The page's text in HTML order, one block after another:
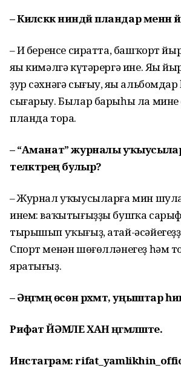
– Киләсәккә ниндәй пландар менән
– Иң беренсе сиратта, башҡорт
яңы кимәлгә күтәрергә ине. Яңы
ҙур сәхнәгә сығыу, яңы
сығарыу. Былар барыһы ла минең
планда тора.
– “Аманат” журналы
теләктәрең булыр?
– Журнал уҡыусыларға мин
инем: ваҡытығыҙҙы бушҡа сарыф
тырышып уҡығыҙ, атай-
Спорт менән шөғөлләнегеҙ һәм
яратығыҙ.
– Әңгәмәң өсөн рәхмәт, уңыштар
Рифат ЙӘМЛЕ ХАН әңгәмәләште.
Инстаграм: